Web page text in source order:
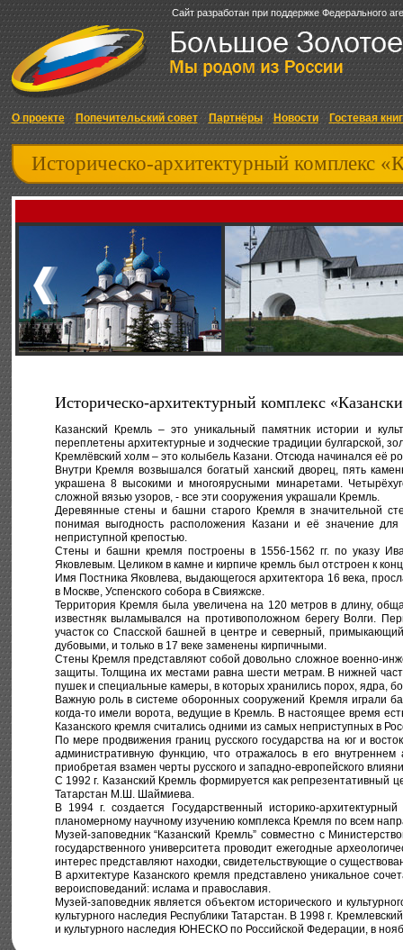
Сайт разработан при поддержке Федерального
О проекте Попечительский совет Партнёры Новости Гостевая
Историческо-архитектурный комплекс
Историческо-архитектурный комплекс
Казанский Кремль – это уникальный памятник истории и
переплетены архитектурные и зодческие традиции булгарской,
Кремлёвский холм – это колыбель Казани. Отсюда начинался её
Внутри Кремля возвышался богатый ханский дворец, пять
украшена 8 высокими и многоярусными минаретами.
сложной вязью узоров, - все эти сооружения украшали Кремль.
Деревянные стены и башни старого Кремля в значительной
понимая выгодность расположения Казани и её значение
неприступной крепостью.
Стены и башни кремля построены в 1556-1562 гг. по указу
Яковлевым. Целиком в камне и кирпиче кремль был отстроен к
Имя Постника Яковлева, выдающегося архитектора 16 века,
в Москве, Успенского собора в Свияжске.
Территория Кремля была увеличена на 120 метров в длину,
известняк выламывался на противоположном берегу Волги.
участок со Спасской башней в центре и северный,
дубовыми, и только в 17 веке заменены кирпичными.
Стены Кремля представляют собой довольно сложное военно-
защиты. Толщина их местами равна шести метрам. В нижней
пушек и специальные камеры, в которых хранились порох, ядра,
Важную роль в системе оборонных сооружений Кремля играли
когда-то имели ворота, ведущие в Кремль. В настоящее время
Казанского кремля считались одними из самых неприступных в
По мере продвижения границ русского государства на юг и
административную функцию, что отражалось в его
приобретая взамен черты русского и западно-европейского
С 1992 г. Казанский Кремль формируется как репрезентативный
Татарстан М.Ш. Шаймиева.
В 1994 г. создается Государственный историко-
планомерному научному изучению комплекса Кремля по всем
Музей-заповедник “Казанский Кремль” совместно с
государственного университета проводит ежегодные
интерес представляют находки, свидетельствующие о
В архитектуре Казанского кремля представлено уникальное
вероисповеданий: ислама и православия.
Музей-заповедник является объектом исторического и
культурного наследия Республики Татарстан. В 1998 г.
и культурного наследия ЮНЕСКО по Российской Федерации, в